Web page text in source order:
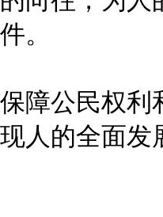
。
民权利和
人的全面